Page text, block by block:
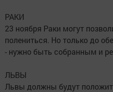
РАКИ
23 ноября Раки могут
полениться. Но только до
- нужно быть собранным и
ЛЬВЫ
Львы должны будут